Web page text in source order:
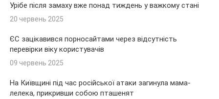
Урібе після замаху вже понад тиждень у важкому стані
20 червень 2025
ЄС зацікавився порносайтами через відсутність
перевірки віку користувачів
09 червень 2025
На Київщині під час російської атаки загинула мама-
лелека, прикривши собою пташенят